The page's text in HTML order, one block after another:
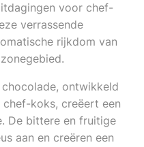
voor chef-
verrassende
rijkdom van
ontwikkeld
koks, creëert een
De bittere en fruitige
aan en creëren een